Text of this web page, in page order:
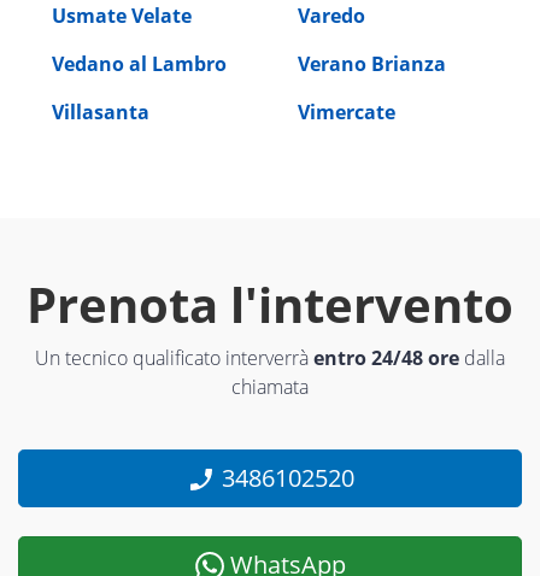
Usmate Velate
Varedo
Vedano al Lambro
Verano Brianza
Villasanta
Vimercate
Prenota l'intervento
Un tecnico qualificato interverràentro 24/48 ore dalla
chiamata
3486102520
WhatsApp